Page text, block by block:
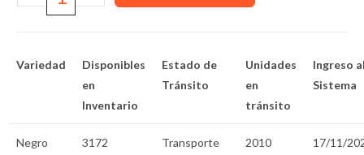
Variedad
Disponibles
en
Inventario
Estado de
Tránsito
Unidades
en
tránsito
Ingreso
Sistema
Negro 3172
Transporte
2010 17/11/